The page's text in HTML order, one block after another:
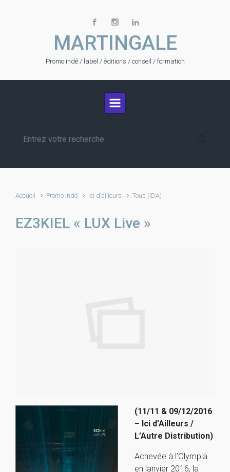
MARTINGALE
Promo indé / label / éditions / conseil / formation
Accueil Promo indé Ici d'ailleurs Tous (IDA)
EZ3KIEL « LUX Live »
(11/11 & 09/12/2016
– Ici d’Ailleurs /
L’Autre Distribution)
Achevée à l’Olympia
en janvier 2016, la